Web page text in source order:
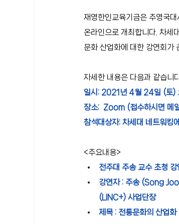
재영한인교육기금은 주영국
온라인으로 개최합니다. 차세
문화 산업화에 대한 강연회가
자세한 내용은 다음과 같습니
일시: 2021년 4월 24일 (토)
장소: Zoom (접수하시면 메
참석대상자: 차세대 네트워킹
<주요내용>
전주대 주송 교수 초청 강
강연자 : 주송 (Song
(LINC+) 사업단장
제목 : 전통문화의 산